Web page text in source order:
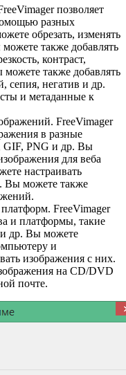
позволяет
разных
обрезать, изменять
также добавлять
контраст,
также добавлять
сепия, негатив и др.
и метаданные к
FreeVimager
в разные
GIF, PNG и др. Вы
для веба
настраивать
Вы можете также
FreeVimager
и платформы, такие
др. Вы можете
и
изображения с них.
на CD/DVD
почте.